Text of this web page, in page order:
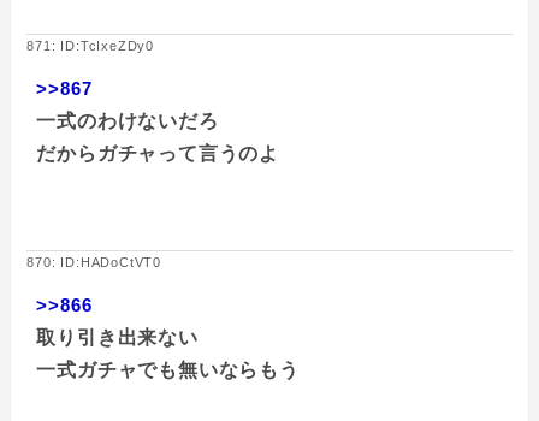
871: ID:TcIxeZDy0
>>867
一式のわけないだろ
だからガチャって言うのよ
870: ID:HADoCtVT0
>>866
取り引き出来ない
一式ガチャでも無いならもう